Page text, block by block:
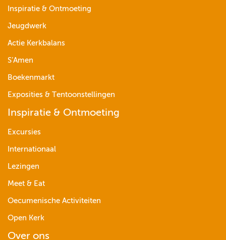
Inspiratie & Ontmoeting
Jeugdwerk
Actie Kerkbalans
S’Amen
Boekenmarkt
Exposities & Tentoonstellingen
Inspiratie & Ontmoeting
Excursies
Internationaal
Lezingen
Meet & Eat
Oecumenische Activiteiten
Open Kerk
Over ons